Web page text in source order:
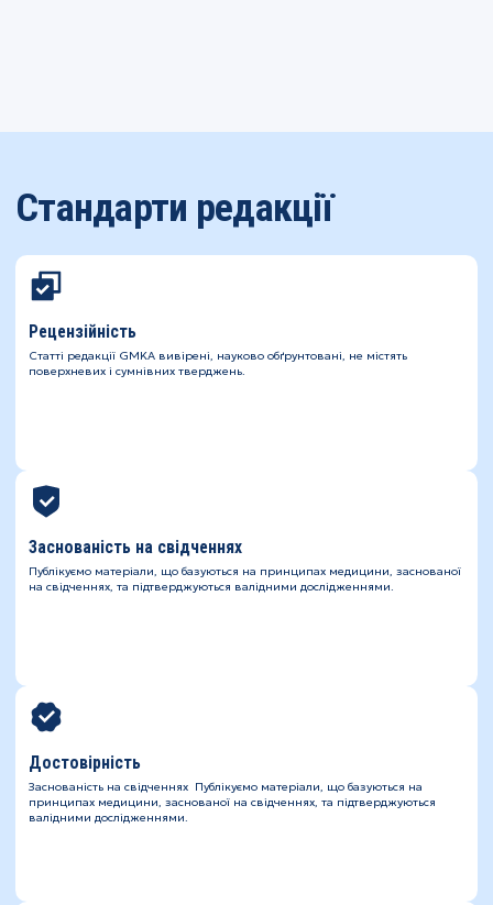
Стандарти редакції
Рецензійність
Статті редакції GMKA вивірені, науково обґрунтовані, не містять
поверхневих і сумнівних тверджень.
Заснованість на свідченнях
Публікуємо матеріали, що базуються на принципах медицини, заснованої
на свідченнях, та підтверджуються валідними дослідженнями.
Достовірність
Заснованість на свідченнях Публікуємо матеріали, що базуються на
принципах медицини, заснованої на свідченнях, та підтверджуються
валідними дослідженнями.